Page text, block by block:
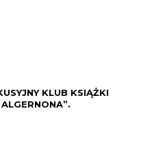
KLUB KSIĄŻKI